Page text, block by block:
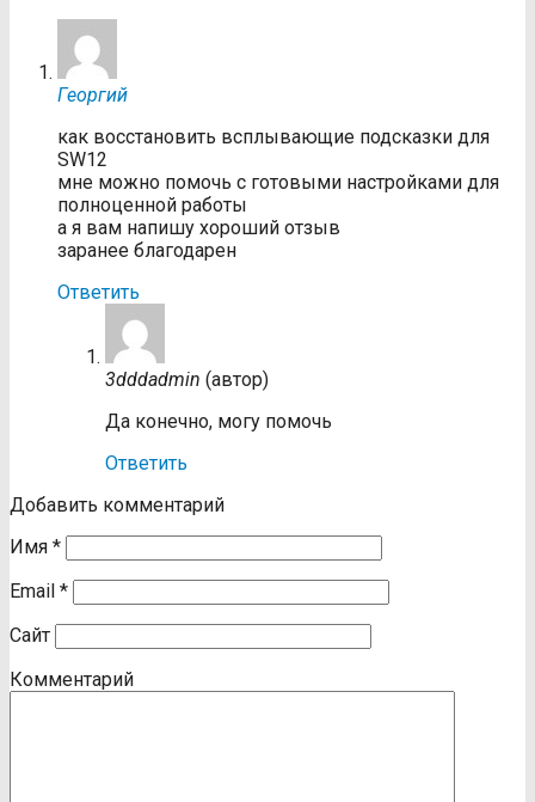
Георгий
как восстановить всплывающие подсказки для
SW12
мне можно помочь с готовыми настройками для
полноценной работы
а я вам напишу хороший отзыв
заранее благодарен
Ответить
3dddadmin (автор)
Да конечно, могу помочь
Ответить
Добавить комментарий
Имя *
Email *
Сайт
Комментарий